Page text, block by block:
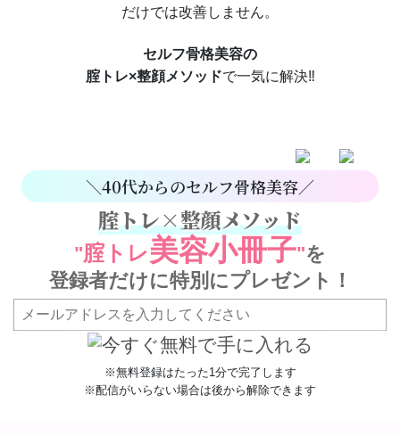
だけでは改善しません。
セルフ骨格美容の
腟トレ×整顔メソッドで一気に解決‼︎
＼40代からのセルフ骨格美容／
腟トレ×整顔メソッド
"腟トレ美容小冊子"を
登録者だけに特別にプレゼント！
※無料登録はたった1分で完了します
※配信がいらない場合は後から解除できます